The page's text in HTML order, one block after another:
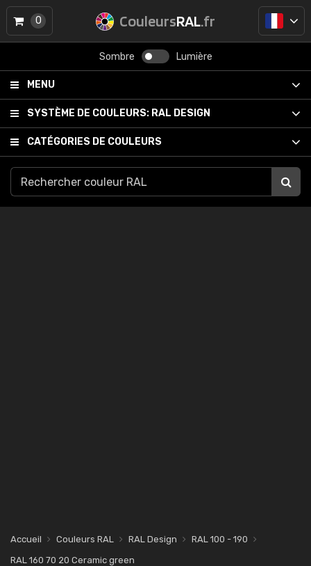
CouleursRAL.fr
Sombre Lumière
MENU
SYSTÈME DE COULEURS: RAL DESIGN
CATÉGORIES DE COULEURS
0
Accueil Couleurs RAL RAL Design
RAL 100 - 190
RAL 160 70 20 Ceramic green